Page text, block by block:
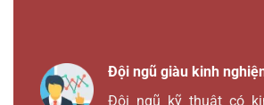
Đội ngũ giàu kinh
Đội ngũ kỹ thuật có